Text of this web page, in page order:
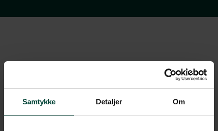
Samtykke Detaljer Om